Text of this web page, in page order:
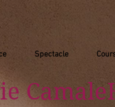
Spectacle